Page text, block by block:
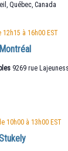
Québec, Canada
12h15 à 16h00 EST
9269 rue
10h00à 13h00 EST